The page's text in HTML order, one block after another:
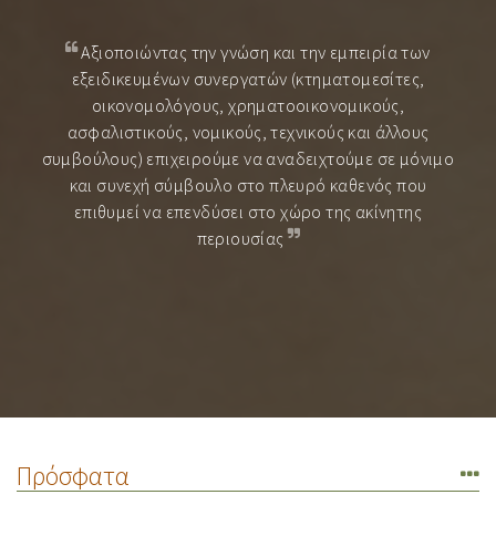
Αξιοποιώντας την γνώση και την εμπειρία των
εξειδικευμένων συνεργατών (κτηματομεσίτες,
οικονομολόγους, χρηματοοικονομικούς,
ασφαλιστικούς, νομικούς, τεχνικούς και άλλους
συμβούλους) επιχειρούμε να αναδειχτούμε σε μόνιμο
και συνεχή σύμβουλο στο πλευρό καθενός που
επιθυμεί να επενδύσει στο χώρο της ακίνητης
περιουσίας
Πρόσφατα